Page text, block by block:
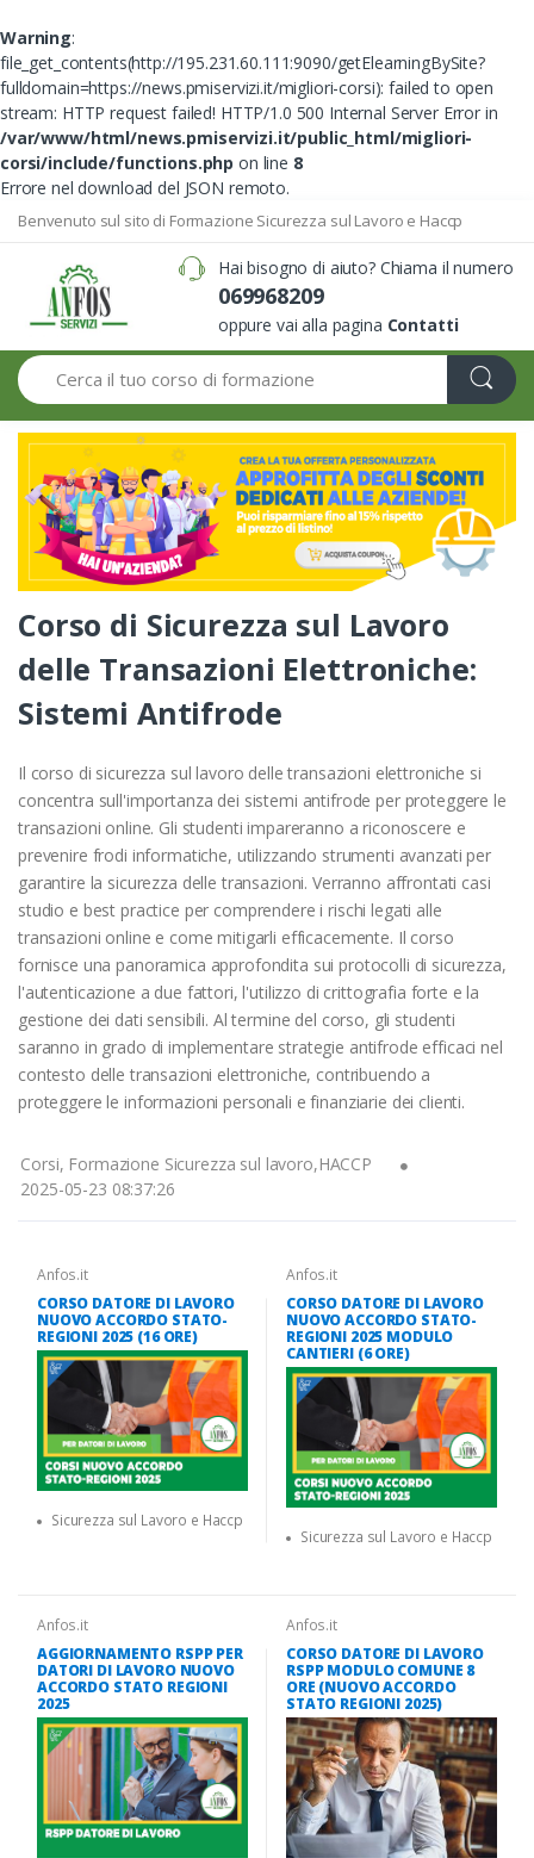
Warning:
file_get_contents(http://195.231.60.111:9090/getElearningBySite?
fulldomain=https://news.pmiservizi.it/migliori-corsi): failed to open
stream: HTTP request failed! HTTP/1.0 500 Internal Server Error in
/var/www/html/news.pmiservizi.it/public_html/migliori-
corsi/include/functions.php on line 8
Errore nel download del JSON remoto.
Benvenuto sul sito di Formazione Sicurezza sul Lavoro e Haccp
Hai bisogno di aiuto? Chiama il numero
069968209
oppure vai alla pagina Contatti
Search
Corso di Sicurezza sul Lavoro
delle Transazioni Elettroniche:
Sistemi Antifrode
Il corso di sicurezza sul lavoro delle transazioni elettroniche si
concentra sull'importanza dei sistemi antifrode per proteggere le
transazioni online. Gli studenti impareranno a riconoscere e
prevenire frodi informatiche, utilizzando strumenti avanzati per
garantire la sicurezza delle transazioni. Verranno affrontati casi
studio e best practice per comprendere i rischi legati alle
transazioni online e come mitigarli efficacemente. Il corso
fornisce una panoramica approfondita sui protocolli di sicurezza,
l'autenticazione a due fattori, l'utilizzo di crittografia forte e la
gestione dei dati sensibili. Al termine del corso, gli studenti
saranno in grado di implementare strategie antifrode efficaci nel
contesto delle transazioni elettroniche, contribuendo a
proteggere le informazioni personali e finanziarie dei clienti.
Corsi, Formazione Sicurezza sul lavoro,HACCP
2025-05-23 08:37:26
Anfos.it
CORSO DATORE DI LAVORO
NUOVO ACCORDO STATO-
REGIONI 2025 (16 ORE)
Sicurezza sul Lavoro e Haccp
Anfos.it
CORSO DATORE DI LAVORO
NUOVO ACCORDO STATO-
REGIONI 2025 MODULO
CANTIERI (6 ORE)
Sicurezza sul Lavoro e Haccp
Anfos.it
AGGIORNAMENTO RSPP PER
DATORI DI LAVORO NUOVO
ACCORDO STATO REGIONI
2025
Anfos.it
CORSO DATORE DI LAVORO
RSPP MODULO COMUNE 8
ORE (NUOVO ACCORDO
STATO REGIONI 2025)